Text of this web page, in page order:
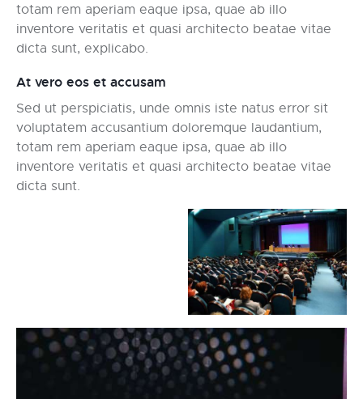
totam rem aperiam eaque ipsa, quae ab illo
inventore veritatis et quasi architecto beatae vitae
dicta sunt, explicabo.
At vero eos et accusam
Sed ut perspiciatis, unde omnis iste natus error sit
voluptatem accusantium doloremque laudantium,
totam rem aperiam eaque ipsa, quae ab illo
inventore veritatis et quasi architecto beatae vitae
dicta sunt.